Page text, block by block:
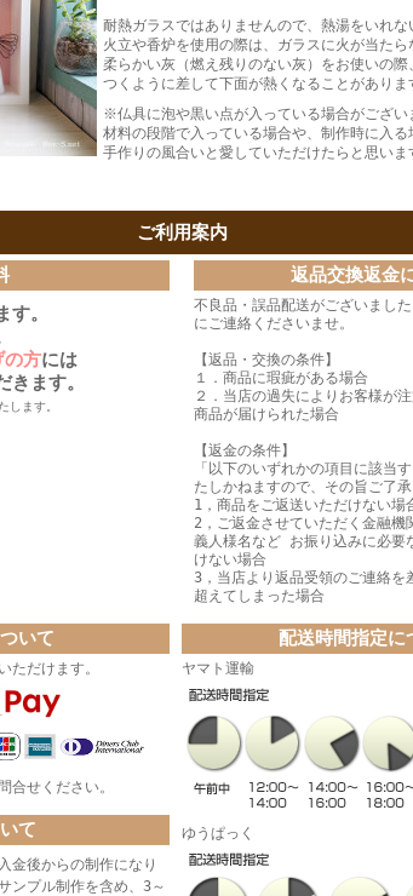
耐熱ガラスではありませんので、熱湯をいれな
火立や香炉を使用の際は、ガラスに火が当たら
柔らかい灰（燃え残りのない灰）をお使いの
つくように差して下面が熱くなることがありま
※仏具に泡や黒い点が入っている場合がござい
材料の段階で入っている場合や、制作時に入る
手作りの風合いと愛していただけたらと思いま
ご利用案内
。
方には
きます。
します。
返品交換返金
不良品・誤品配送がございまし
にご連絡くださいませ。
【返品・交換の条件】
１．商品に瑕疵がある場合
２．当店の過失によりお客様が
商品が届けられた場合
【返金の条件】
「以下のいずれかの項目に該当
たしかねますので、その旨ご了承
1，商品をご返送いただけない場
2，ご返金させていただく金融機
義人様名など お振り込みに必要
けない場合
3，当店より返品受領のご連絡を
超えてしまった場合
いて
ただけます。
合せください。
配送時間指定に
ヤマト運輸
ゆうぱっく
て
金後からの制作になり
ンプル制作を含め、3～